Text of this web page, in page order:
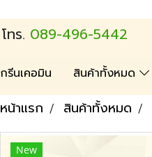
โทร. 089-496-5442
กรีนเคอมิน สินค้าทั้งหมด
หน้าแรก สินค้าทั้งหมด
New